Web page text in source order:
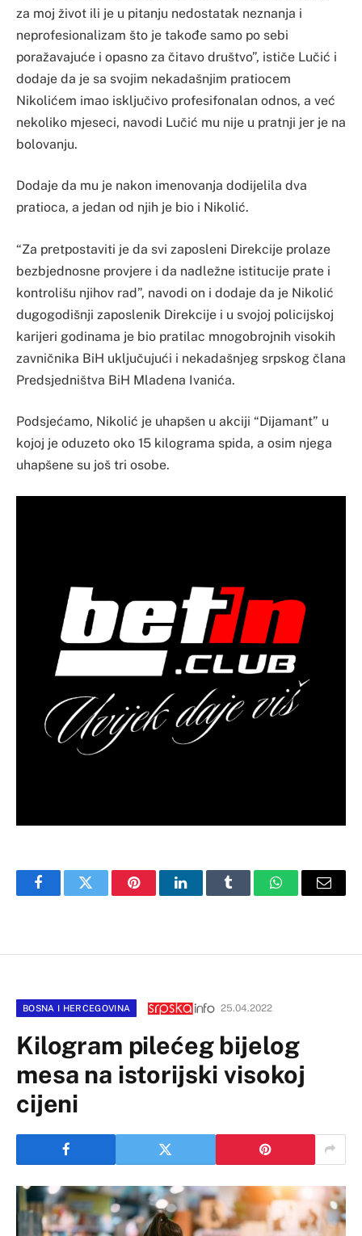
za moj život ili je u pitanju nedostatak neznanja i
neprofesionalizam što je takođe samo po sebi
poražavajuće i opasno za čitavo društvo”, ističe Lučić i
dodaje da je sa svojim nekadašnjim pratiocem
Nikolićem imao isključivo profesifonalan odnos, a već
nekoliko mjeseci, navodi Lučić mu nije u pratnji jer je na
bolovanju.
Dodaje da mu je nakon imenovanja dodijelila dva
pratioca, a jedan od njih je bio i Nikolić.
“Za pretpostaviti je da svi zaposleni Direkcije prolaze
bezbjednosne provjere i da nadležne istitucije prate i
kontrolišu njihov rad”, navodi on i dodaje da je Nikolić
dugogodišnji zaposlenik Direkcije i u svojoj policijskoj
karijeri godinama je bio pratilac mnogobrojnih visokih
zavničnika BiH uključujući i nekadašnjeg srpskog člana
Predsjedništva BiH Mladena Ivanića.
Podsjećamo, Nikolić je uhapšen u akciji “Dijamant” u
kojoj je oduzeto oko 15 kilograma spida, a osim njega
uhapšene su još tri osobe.
FacebookTwitter PinterestLinkedInTumblr WhatsAppEmail
BOSNA I HERCEGOVINA 25.04.2022
Kilogram pilećeg bijelog
mesa na istorijski visokoj
cijeni